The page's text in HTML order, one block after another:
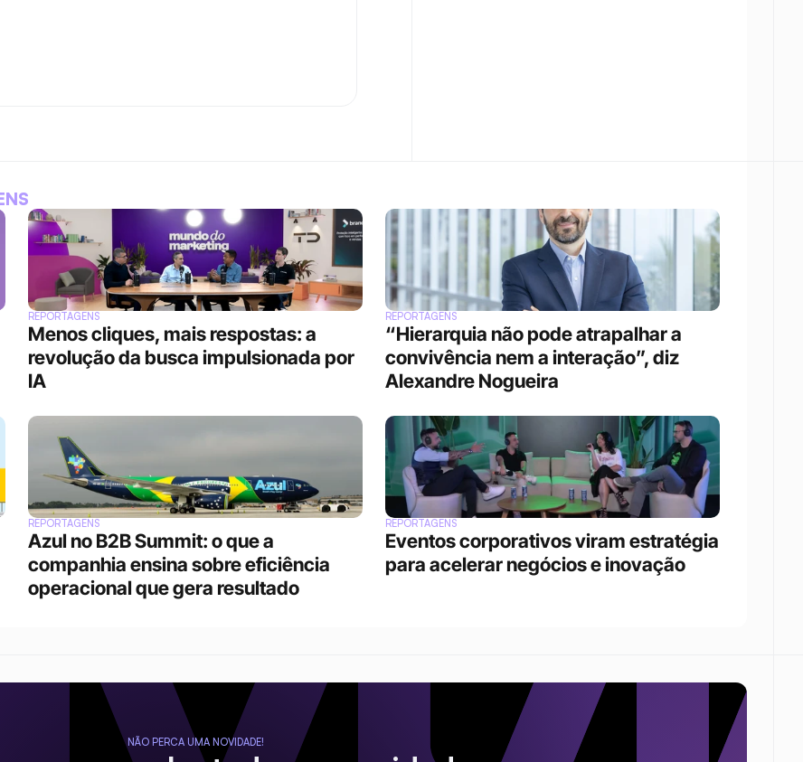
REPORTAGENS
Menos cliques, mais respostas: a
revolução da busca impulsionada por
IA
REPORTAGENS
“Hierarquia não pode atrapalhar a
convivência nem a interação”, diz
Alexandre Nogueira
REPORTAGENS
Azul no B2B Summit: o que a
companhia ensina sobre eficiência
operacional que gera resultado
REPORTAGENS
Eventos corporativos viram estratégia
para acelerar negócios e inovação
NÃO PERCA UMA NOVIDADE!